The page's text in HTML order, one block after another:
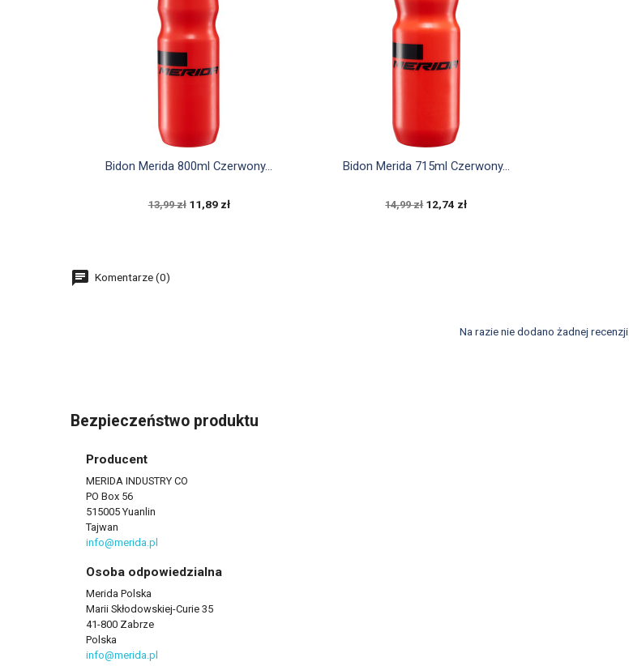
Szybki podgląd
Bidon Merida 800ml Czerwony...
13,99 zł 11,89 zł
Szybki podgląd
Bidon Merida 715ml Czerwony...
14,99 zł 12,74 zł
Komentarze (0)
Na razie nie dodano żadnej recenzji.
Bezpieczeństwo produktu
Producent
MERIDA INDUSTRY CO
PO Box 56
515005 Yuanlin
Tajwan
info@merida.pl
Osoba odpowiedzialna
Merida Polska
Marii Skłodowskiej-Curie 35
41-800 Zabrze
Polska
info@merida.pl